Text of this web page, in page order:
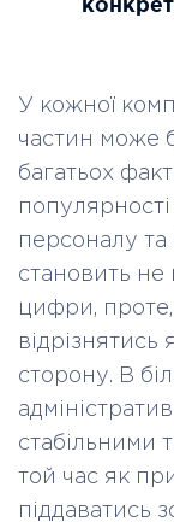
У кожної
частин може
багатьох
персоналу та
становить не
цифри,
сторону. В
стабільними
той час як
піддаватись